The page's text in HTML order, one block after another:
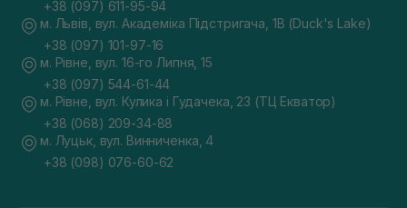
+38 (097) 611-95-94
м. Львів, вул. Академіка Підстригача, 1В (Duck's Lake)
+38 (097) 101-97-16
м. Рівне, вул. 16-го Липня, 15
+38 (097) 544-61-44
м. Рівне, вул. Кулика і Гудачека, 23 (ТЦ Екватор)
+38 (068) 209-34-88
м. Луцьк, вул. Винниченка, 4
+38 (098) 076-60-62